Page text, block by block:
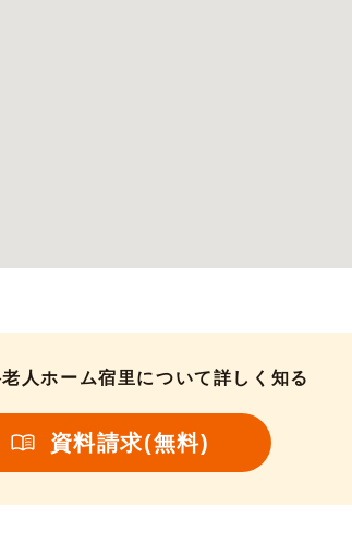
人ホーム宿里について詳しく知る
資料請求(無料)